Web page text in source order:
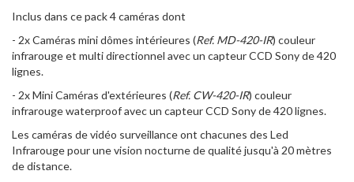
Inclus dans ce pack 4 caméras dont
- 2x Caméras mini dômes intérieures (Ref. MD-420-IR) couleur
infrarouge et multi directionnel avec un capteur CCD Sony de 420
lignes.
- 2x Mini Caméras d'extérieures (Ref. CW-420-IR) couleur
infrarouge waterproof avec un capteur CCD Sony de 420 lignes.
Les caméras de vidéo surveillance ont chacunes des Led
Infrarouge pour une vision nocturne de qualité jusqu'à 20 mètres
de distance.